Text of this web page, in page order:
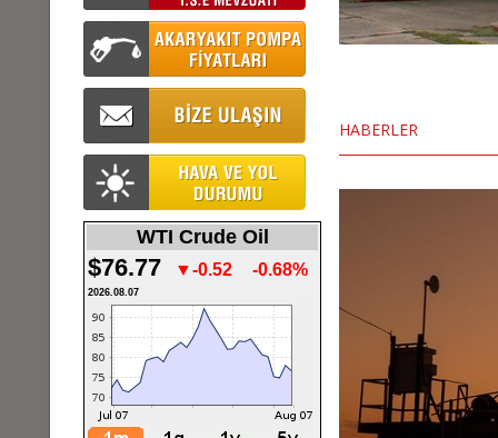
WTI Crude Oil
$76.77 ▼-0.52 -0.68%
2026.08.07
HABERLER